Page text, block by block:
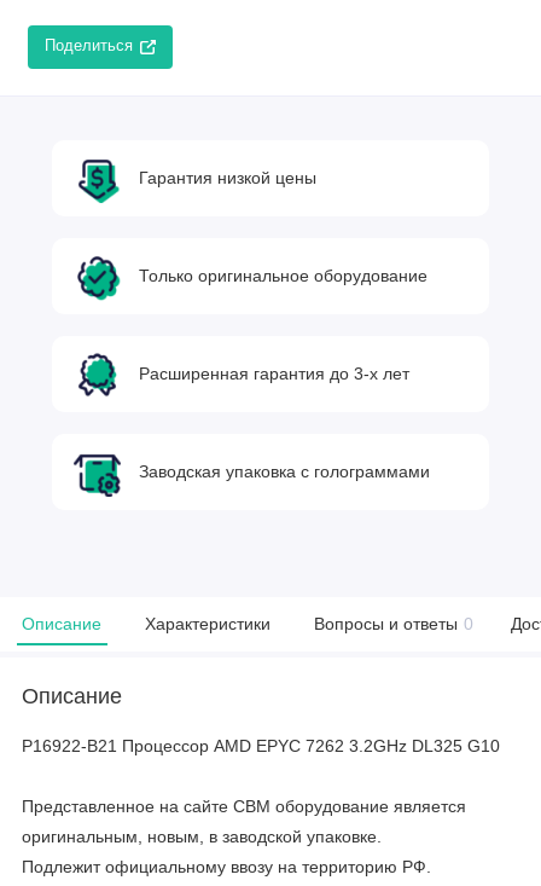
Поделиться
Гарантия низкой цены
Только оригинальное оборудование
Расширенная гарантия до 3-х лет
Заводская упаковка с голограммами
Описание Характеристики Вопросы и ответы 0
Описание
P16922-B21 Процессор AMD EPYC 7262 3.2GHz DL325 G10
Представленное на сайте CBM оборудование является
оригинальным, новым, в заводской упаковке.
Подлежит официальному ввозу на территорию РФ.